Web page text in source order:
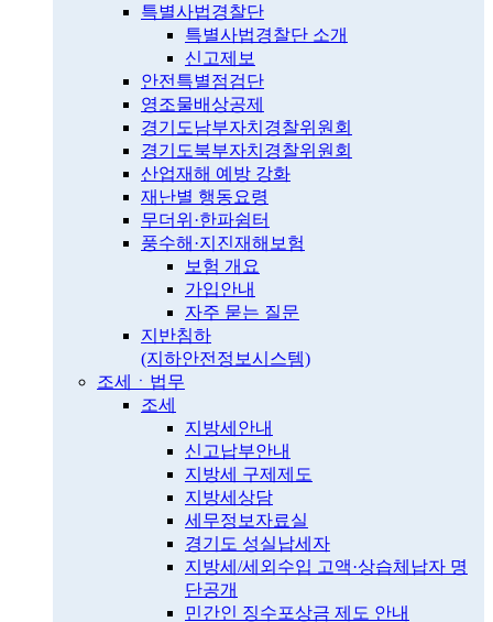
특별사법경찰단
특별사법경찰단 소개
신고제보
안전특별점검단
영조물배상공제
경기도남부자치경찰위원회
경기도북부자치경찰위원회
산업재해 예방 강화
재난별 행동요령
무더위·한파쉼터
풍수해·지진재해보험
보험 개요
가입안내
자주 묻는 질문
지반침하
(지하안전정보시스템)
조세ㆍ법무
조세
지방세안내
신고납부안내
지방세 구제제도
지방세상담
세무정보자료실
경기도 성실납세자
지방세/세외수입 고액·상습체납자 명
단공개
민간인 징수포상금 제도 안내